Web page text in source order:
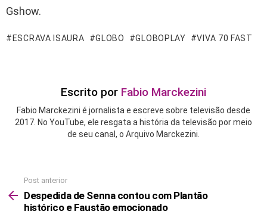
Gshow.
ESCRAVA ISAURA GLOBO GLOBOPLAY VIVA 70 FAST
Escrito por Fabio Marckezini
Fabio Marckezini é jornalista e escreve sobre televisão desde
2017. No YouTube, ele resgata a história da televisão por meio
de seu canal, o Arquivo Marckezini.
more
Post anterior
Despedida de Senna contou com Plantão
histórico e Faustão emocionado